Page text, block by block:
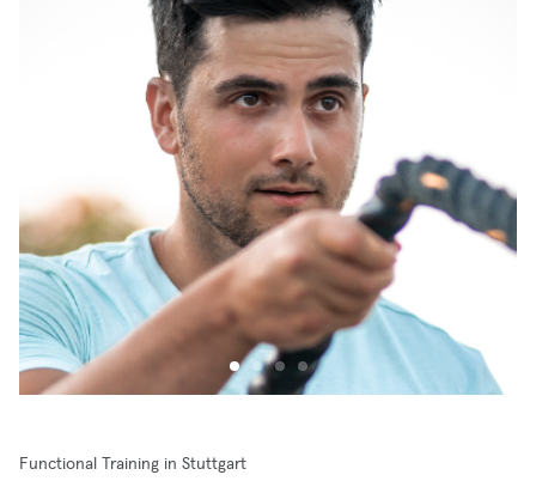
Functional Training in Stuttgart